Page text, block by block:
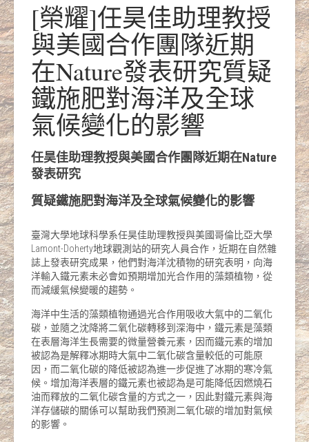
[榮耀]任昊佳助理教授
與美國合作團隊近期
在Nature發表研究質疑
鐵施肥對海洋及全球
氣候變化的影響
任昊佳助理教授與美國合作團隊近期在Nature
發表研究
質疑鐵施肥對海洋及全球氣候變化的影響
臺灣大學地球科學系任昊佳助理教授與美國哥倫比亞大學
Lamont-Doherty地球觀測站的研究人員合作，近期在自然雜
誌上發表研究成果，他們對海洋沈積物的研究表明，向海
洋輸入鐵元素未必會如預期增加光合作用的藻類植物，從
而減緩氣候變暖的趨勢。
海洋中生活的藻類植物通過光合作用吸收大氣中的二氧化
碳，並隨之沈降將二氧化碳轉移到深海中，鐵元素是藻類
在表層海洋生長需要的微量營養元素，因而鐵元素的增加
被認為是解釋冰期時大氣中二氧化碳含量較低的可能原
因，而二氧化碳的降低被認為進一步促進了冰期的寒冷氣
候。增加海洋表層的鐵元素也被認為是可能降低因燃燒石
油而釋放的二氧化碳含量的方式之一，因此對鐵元素與海
洋存儲碳的關係可以幫助我們預測二氧化碳的增加對氣候
的影響。